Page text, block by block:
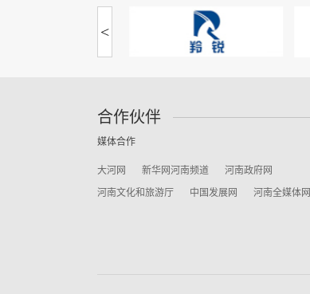
<
合作伙伴
媒体合作
大河网 新华网河南频道
河南政府网
河南文化和旅游厅
中国发展网 河南全媒体网